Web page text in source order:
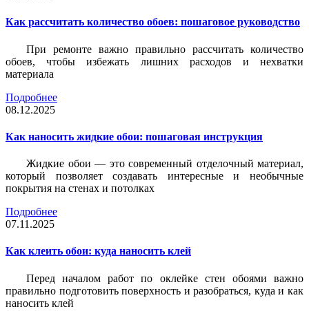
Как рассчитать количество обоев: пошаговое руководство
При ремонте важно правильно рассчитать количество
обоев, чтобы избежать лишних расходов и нехватки
материала
Подробнее
08.12.2025
Как наносить жидкие обои: пошаговая инструкция
Жидкие обои — это современный отделочный материал,
который позволяет создавать интересные и необычные
покрытия на стенах и потолках
Подробнее
07.11.2025
Как клеить обои: куда наносить клей
Перед началом работ по оклейке стен обоями важно
правильно подготовить поверхность и разобраться, куда и как
наносить клей